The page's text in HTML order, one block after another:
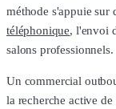
méthode s'appuie sur
téléphonique, l'envoi
salons professionnels.
Un commercial
la recherche active